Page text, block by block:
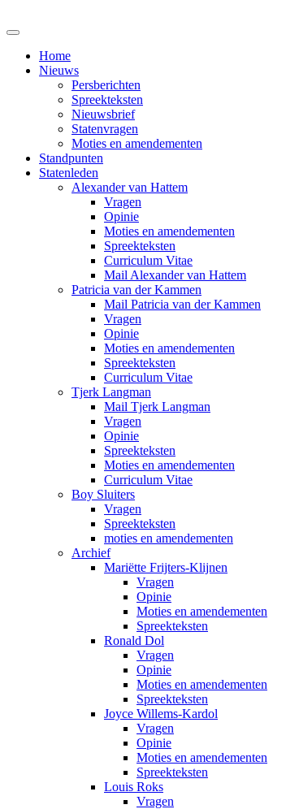
Home
Nieuws
Persberichten
Spreekteksten
Nieuwsbrief
Statenvragen
Moties en amendementen
Standpunten
Statenleden
Alexander van Hattem
Vragen
Opinie
Moties en amendementen
Spreekteksten
Curriculum Vitae
Mail Alexander van Hattem
Patricia van der Kammen
Mail Patricia van der Kammen
Vragen
Opinie
Moties en amendementen
Spreekteksten
Curriculum Vitae
Tjerk Langman
Mail Tjerk Langman
Vragen
Opinie
Spreekteksten
Moties en amendementen
Curriculum Vitae
Boy Sluiters
Vragen
Spreekteksten
moties en amendementen
Archief
Mariëtte Frijters-Klijnen
Vragen
Opinie
Moties en amendementen
Spreekteksten
Ronald Dol
Vragen
Opinie
Moties en amendementen
Spreekteksten
Joyce Willems-Kardol
Vragen
Opinie
Moties en amendementen
Spreekteksten
Louis Roks
Vragen